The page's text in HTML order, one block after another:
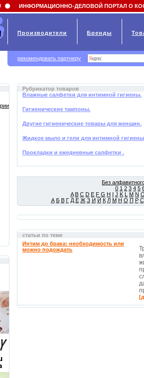
value
Рубрикатор товаров
Влажные салфетки для интимной гигиены.
Гигиенические тампоны.
Другие гигиенические товары для женщин.
Жидкое мыло и гели для интимной
Прокладки и ежедневные салфетки .
Без
0 1 2 3 4 5
A B C D E F G H I J K L M N
А Б В Г Д Е Ж З И Й К Л М Н О П Р С
статьи по теме
Интим до брака: необходимость или
можно подождать
ИНФОРМАЦИОННО-ДЕЛОВОЙ ПОРТАЛ О
Производители Бренды
рекомендовать партнеру